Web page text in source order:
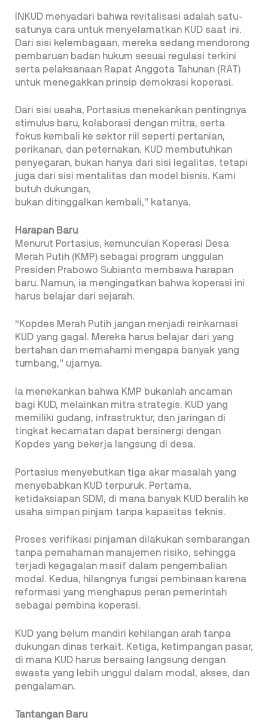
INKUD menyadari bahwa revitalisasi adalah satu-
satunya cara untuk menyelamatkan KUD saat ini.
Dari sisi kelembagaan, mereka sedang mendorong
pembaruan badan hukum sesuai regulasi terkini
serta pelaksanaan Rapat Anggota Tahunan (RAT)
untuk menegakkan prinsip demokrasi koperasi.
Dari sisi usaha, Portasius menekankan pentingnya
stimulus baru, kolaborasi dengan mitra, serta
fokus kembali ke sektor riil seperti pertanian,
perikanan, dan peternakan. KUD membutuhkan
penyegaran, bukan hanya dari sisi legalitas, tetapi
juga dari sisi mentalitas dan model bisnis. Kami
butuh dukungan,
bukan ditinggalkan kembali,” katanya.
Harapan Baru
Menurut Portasius, kemunculan Koperasi Desa
Merah Putih (KMP) sebagai program unggulan
Presiden Prabowo Subianto membawa harapan
baru. Namun, ia mengingatkan bahwa koperasi ini
harus belajar dari sejarah.
“Kopdes Merah Putih jangan menjadi reinkarnasi
KUD yang gagal. Mereka harus belajar dari yang
bertahan dan memahami mengapa banyak yang
tumbang,” ujarnya.
Ia menekankan bahwa KMP bukanlah ancaman
bagi KUD, melainkan mitra strategis. KUD yang
memiliki gudang, infrastruktur, dan jaringan di
tingkat kecamatan dapat bersinergi dengan
Kopdes yang bekerja langsung di desa.
Portasius menyebutkan tiga akar masalah yang
menyebabkan KUD terpuruk. Pertama,
ketidaksiapan SDM, di mana banyak KUD beralih ke
usaha simpan pinjam tanpa kapasitas teknis.
Proses verifikasi pinjaman dilakukan sembarangan
tanpa pemahaman manajemen risiko, sehingga
terjadi kegagalan masif dalam pengembalian
modal. Kedua, hilangnya fungsi pembinaan karena
reformasi yang menghapus peran pemerintah
sebagai pembina koperasi.
KUD yang belum mandiri kehilangan arah tanpa
dukungan dinas terkait. Ketiga, ketimpangan pasar,
di mana KUD harus bersaing langsung dengan
swasta yang lebih unggul dalam modal, akses, dan
pengalaman.
Tantangan Baru